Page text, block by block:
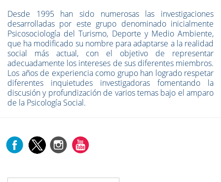
Desde 1995 han sido numerosas las investigaciones
desarrolladas por este grupo denominado inicialmente
Psicosociología del Turismo, Deporte y Medio Ambiente,
que ha modificado su nombre para adaptarse a la realidad
social más actual, con el objetivo de representar
adecuadamente los intereses de sus diferentes miembros.
Los años de experiencia como grupo han logrado respetar
diferentes inquietudes investigadoras fomentando la
discusión y profundización de varios temas bajo el amparo
de la Psicología Social.